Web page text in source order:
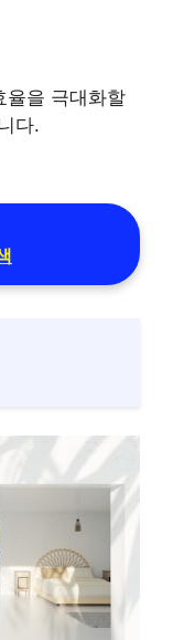
율을 극대화할
다.